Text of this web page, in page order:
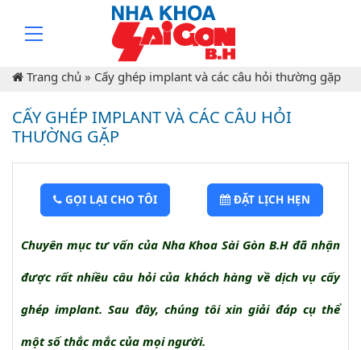
Trang chủ » Cấy ghép implant và các câu hỏi thường gặp
CẤY GHÉP IMPLANT VÀ CÁC CÂU HỎI
THƯỜNG GẶP
GỌI LẠI CHO TÔI ĐẶT LỊCH HẸN
Chuyên mục tư vấn của Nha Khoa Sài Gòn B.H đã nhận
được rất nhiều câu hỏi của khách hàng về dịch vụ cấy
ghép implant. Sau đây, chúng tôi xin giải đáp cụ thể
một số thắc mắc của mọi người.